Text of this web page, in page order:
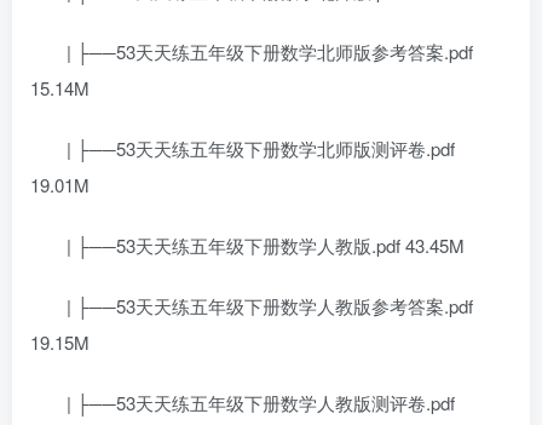
| ├──53天天练五年级下册数学北师版参考答案.pdf
15.14M
| ├──53天天练五年级下册数学北师版测评卷.pdf
19.01M
| ├──53天天练五年级下册数学人教版.pdf 43.45M
| ├──53天天练五年级下册数学人教版参考答案.pdf
19.15M
| ├──53天天练五年级下册数学人教版测评卷.pdf